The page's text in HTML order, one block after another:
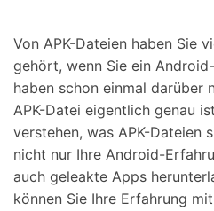
Von APK-Dateien haben Sie
gehört, wenn Sie ein
haben schon einmal darüber
APK-Datei eigentlich genau
verstehen, was APK-Dateien
nicht nur Ihre Android-
auch geleakte Apps
können Sie Ihre Erfahrung